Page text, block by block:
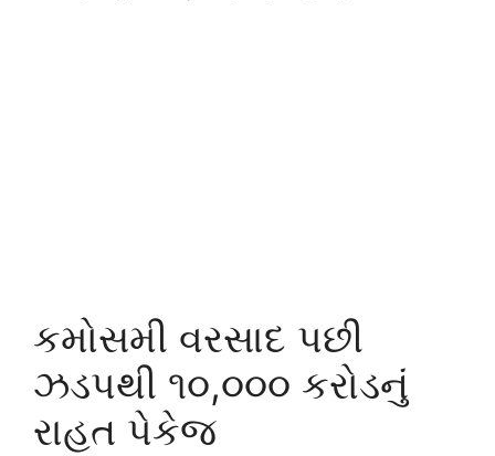
કમોસમી વરસાદ પછી
ઝડપથી ૧૦,૦૦૦ કરોડનું
રાહત પેકેજ